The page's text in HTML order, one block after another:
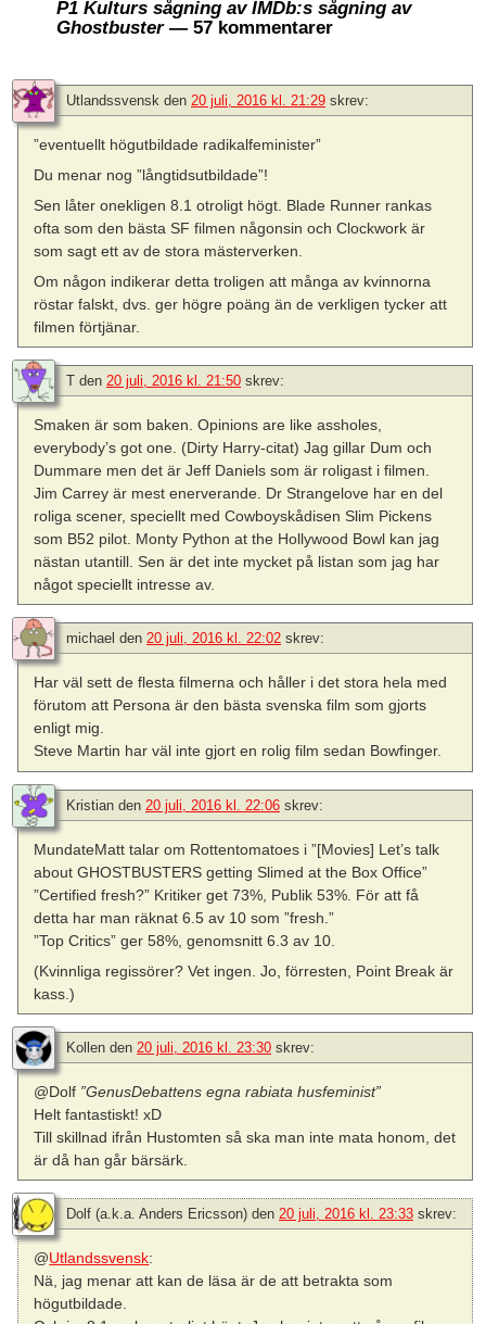
P1 Kulturs sågning av IMDb:s sågning av
Ghostbuster— 57 kommentarer
Utlandssvensk den 20 juli, 2016 kl. 21:29 skrev:
”eventuellt högutbildade radikalfeminister”
Du menar nog ”långtidsutbildade”!
Sen låter onekligen 8.1 otroligt högt. Blade Runner rankas
ofta som den bästa SF filmen någonsin och Clockwork är
som sagt ett av de stora mästerverken.
Om någon indikerar detta troligen att många av kvinnorna
röstar falskt, dvs. ger högre poäng än de verkligen tycker att
filmen förtjänar.
T den 20 juli, 2016 kl. 21:50 skrev:
Smaken är som baken. Opinions are like assholes,
everybody’s got one. (Dirty Harry-citat) Jag gillar Dum och
Dummare men det är Jeff Daniels som är roligast i filmen.
Jim Carrey är mest enerverande. Dr Strangelove har en del
roliga scener, speciellt med Cowboyskådisen Slim Pickens
som B52 pilot. Monty Python at the Hollywood Bowl kan jag
nästan utantill. Sen är det inte mycket på listan som jag har
något speciellt intresse av.
michael den 20 juli, 2016 kl. 22:02 skrev:
Har väl sett de flesta filmerna och håller i det stora hela med
förutom att Persona är den bästa svenska film som gjorts
enligt mig.
Steve Martin har väl inte gjort en rolig film sedan Bowfinger.
Kristian den 20 juli, 2016 kl. 22:06 skrev:
MundateMatt talar om Rottentomatoes i ”[Movies] Let’s talk
about GHOSTBUSTERS getting Slimed at the Box Office”
”Certified fresh?” Kritiker get 73%, Publik 53%. För att få
detta har man räknat 6.5 av 10 som ”fresh.”
”Top Critics” ger 58%, genomsnitt 6.3 av 10.
(Kvinnliga regissörer? Vet ingen. Jo, förresten, Point Break är
kass.)
Kollen den 20 juli, 2016 kl. 23:30 skrev:
@Dolf ”GenusDebattens egna rabiata husfeminist”
Helt fantastiskt! xD
Till skillnad ifrån Hustomten så ska man inte mata honom, det
är då han går bärsärk.
Dolf (a.k.a. Anders Ericsson) den 20 juli, 2016 kl. 23:33 skrev:
@Utlandssvensk:
Nä, jag menar att kan de läsa är de att betrakta som
högutbildade.